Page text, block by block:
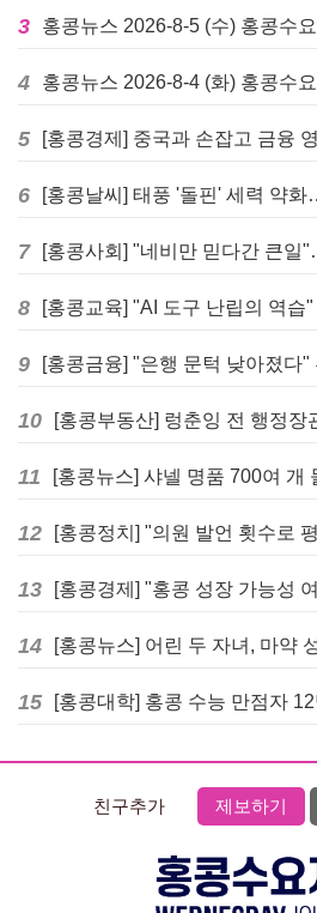
3 홍콩뉴스 2026-8-5 (수) 홍콩수
4 홍콩뉴스 2026-8-4 (화) 홍콩수
5
6 [홍콩날씨] 태풍 '돌핀' 세력 약
7
8
9
10
11
12
13
14
15
친구추가 제보하기